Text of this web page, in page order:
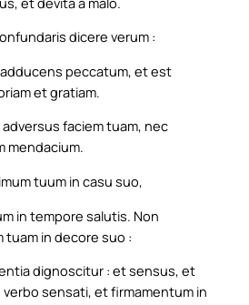
dicere verum :
peccatum, et est
et gratiam.
faciem tuam, nec
mendacium.
tuum in casu suo,
in tempore salutis. Non
in decore suo :
dignoscitur : et sensus, et
sensati, et firmamentum in